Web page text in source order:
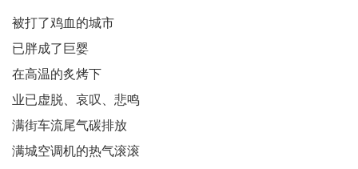
老
科
被打了鸡血的城市
已胖成了巨婴
在高温的炙烤下
业已虚脱、哀叹、悲鸣
满街车流尾气碳排放
满城空调机的热气滚滚